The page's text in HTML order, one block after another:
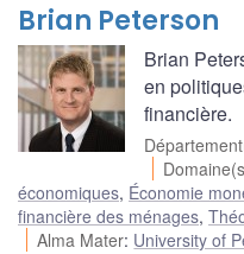
Brian Peterson
Brian
en
financière.
économiques, Économie
financière des ménages,
Alma Mater: University of